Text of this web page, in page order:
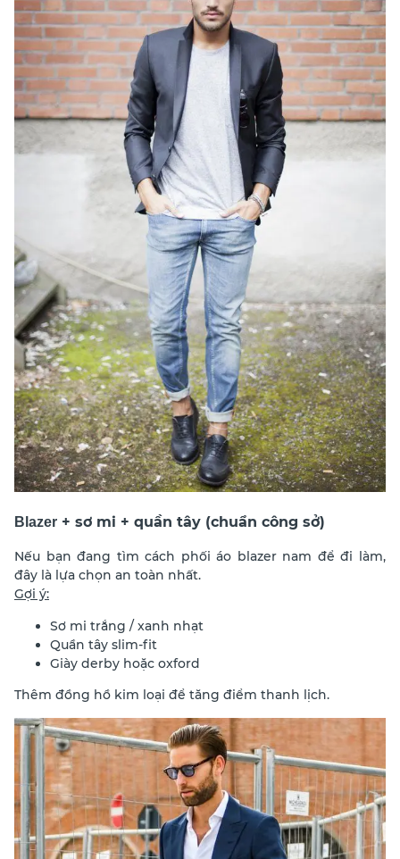
Blazer + sơ mi + quần tây (chuẩn công sở)
Nếu bạn đang tìm cách phối áo blazer nam để đi làm,
đây là lựa chọn an toàn nhất.
Gợi ý:
Sơ mi trắng / xanh nhạt
Quần tây slim-fit
Giày derby hoặc oxford
Thêm đồng hồ kim loại để tăng điểm thanh lịch.